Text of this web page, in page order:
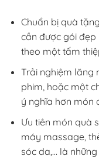
Chuẩn bị quà
cần được gói đẹp
theo một tấm
Trải nghiệm lãng
phim, hoặc một
ý nghĩa hơn món
Ưu tiên món quà
máy massage,
sóc da,… là